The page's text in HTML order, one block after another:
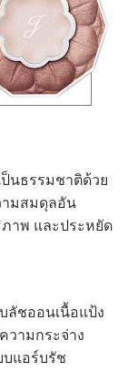
นธรรมชาติด้วย
ามสมดุลอัน
าพ และประหยัด
ลัชออนเนื้อแป้ง
ามกระจ่าง
บแอร์บรัช